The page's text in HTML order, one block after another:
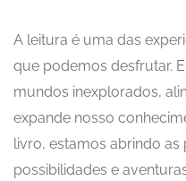
A leitura é uma das
que podemos desfrutar.
mundos inexplorados,
expande nosso
livro, estamos abrindo as
possibilidades e